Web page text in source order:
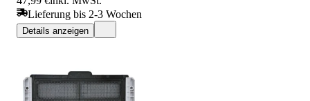
Lieferung bis 2-3 Wochen
Details anzeigen